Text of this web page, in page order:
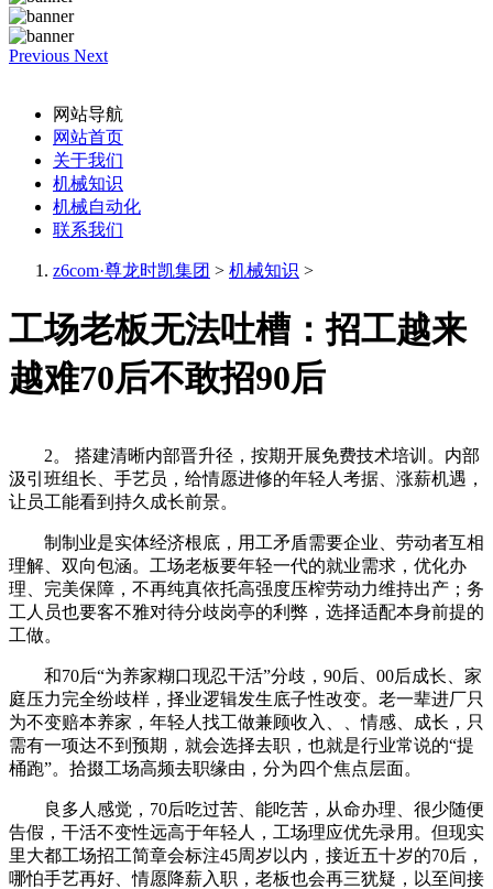
Previous Next
网站导航
网站首页
关于我们
机械知识
机械自动化
联系我们
z6com·尊龙时凯集团 > 机械知识 >
工场老板无法吐槽：招工越来
越难70后不敢招90后
2。 搭建清晰内部晋升径，按期开展免费技术培训。内部
汲引班组长、手艺员，给情愿进修的年轻人考据、涨薪机遇，
让员工能看到持久成长前景。
制制业是实体经济根底，用工矛盾需要企业、劳动者互相
理解、双向包涵。工场老板要年轻一代的就业需求，优化办
理、完美保障，不再纯真依托高强度压榨劳动力维持出产；务
工人员也要客不雅对待分歧岗亭的利弊，选择适配本身前提的
工做。
和70后“为养家糊口现忍干活”分歧，90后、00后成长、家
庭压力完全纷歧样，择业逻辑发生底子性改变。老一辈进厂只
为不变赔本养家，年轻人找工做兼顾收入、、情感、成长，只
需有一项达不到预期，就会选择去职，也就是行业常说的“提
桶跑”。拾掇工场高频去职缘由，分为四个焦点层面。
良多人感觉，70后吃过苦、能吃苦，从命办理、很少随便
告假，干活不变性远高于年轻人，工场理应优先录用。但现实
里大都工场招工简章会标注45周岁以内，接近五十岁的70后，
哪怕手艺再好、情愿降薪入职，老板也会再三犹疑，以至间接